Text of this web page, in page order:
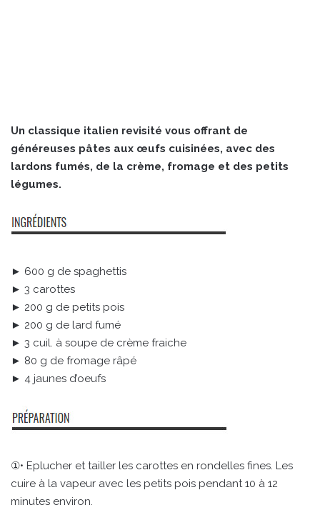
Un classique italien revisité vous offrant de
généreuses pâtes aux œufs cuisinées, avec des
lardons fumés, de la crème, fromage et des petits
légumes.
► 600 g de spaghettis
► 3 carottes
► 200 g de petits pois
► 200 g de lard fumé
► 3 cuil. à soupe de crème fraiche
► 80 g de fromage râpé
► 4 jaunes d’oeufs
①• Eplucher et tailler les carottes en rondelles fines. Les
cuire à la vapeur avec les petits pois pendant 10 à 12
minutes environ.